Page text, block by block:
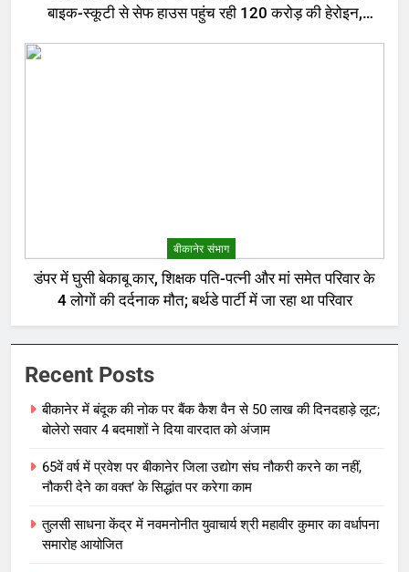
बाइक-स्कूटी से सेफ हाउस पहुंच रही 120 करोड़ की हेरोइन,
बीकानेर संभाग
डंपर में घुसी बेकाबू कार, शिक्षक पति-पत्नी और मां समेत परिवार के
4 लोगों की दर्दनाक मौत; बर्थडे पार्टी में जा रहा था परिवार
Recent Posts
बीकानेर में बंदूक की नोक पर बैंक कैश वैन से 50 लाख की दिनदहाड़े लूट;
बोलेरो सवार 4 बदमाशों ने दिया वारदात को अंजाम
65वें वर्ष में प्रवेश पर बीकानेर जिला उद्योग संघ नौकरी करने का नहीं,
नौकरी देने का वक्त’ के सिद्धांत पर करेगा काम
तुलसी साधना केंद्र में नवमनोनीत युवाचार्य श्री महावीर कुमार का वर्धापना
समारोह आयोजित